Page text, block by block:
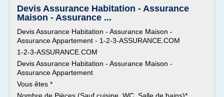
Devis Assurance Habitation - Assurance
Maison - Assurance ...
Devis Assurance Habitation - Assurance Maison -
Assurance Appartement - 1-2-3-ASSURANCE.COM
1-2-3-ASSURANCE.COM
Devis Assurance Habitation - Assurance Maison -
Assurance Appartement
Vous êtes *